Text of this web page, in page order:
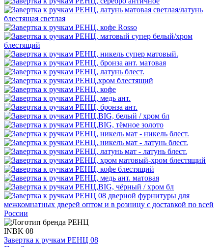
INBK 08
Завертка к ручкам РЕНЦ 08